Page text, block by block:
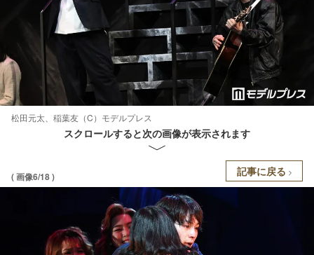
松田元太、稲葉友（C）モデルプレス
スクロールすると次の画像が表示されます
( 画像6/18 ) 記事に戻る